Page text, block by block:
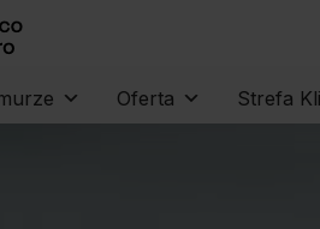
Oferta Strefa